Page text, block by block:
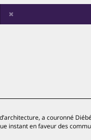
a couronné
instant en faveur des